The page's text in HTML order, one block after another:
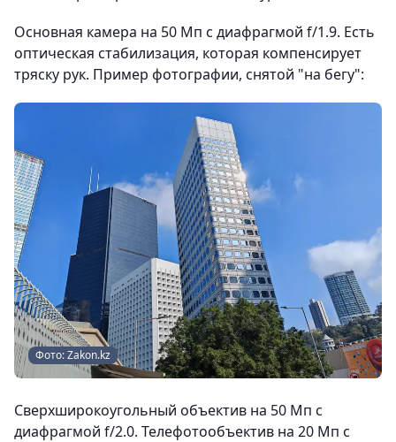
Основная камера на 50 Мп с диафрагмой f/1.9. Есть
оптическая стабилизация, которая компенсирует
тряску рук. Пример фотографии, снятой "на бегу":
Фото: Zakon.kz
Сверхширокоугольный объектив на 50 Мп с
диафрагмой f/2.0. Телефотообъектив на 20 Мп с